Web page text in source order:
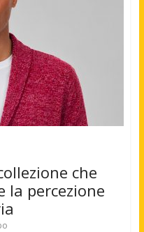
che
la percezione